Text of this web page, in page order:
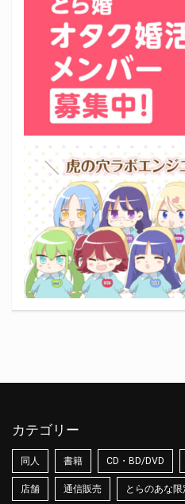
カテゴリー
同人 書籍 CD・BD/DVD
店舗 通信販売 とらのあな限